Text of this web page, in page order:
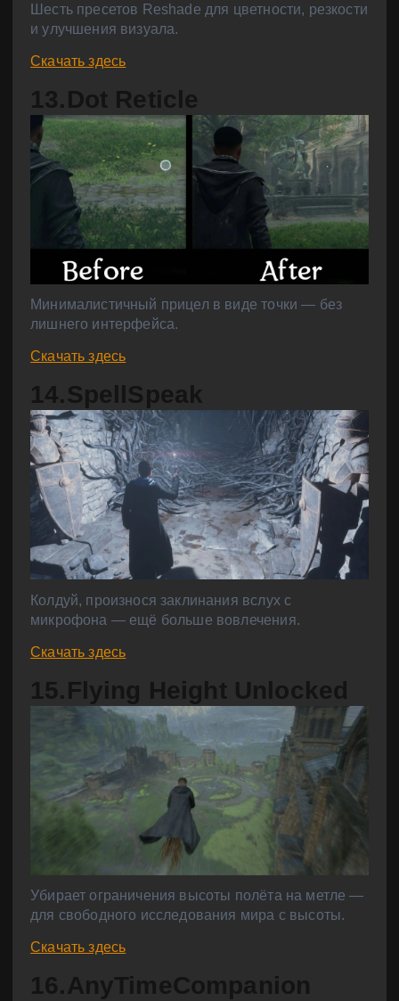
Шесть пресетов Reshade для цветности, резкости
и улучшения визуала.
Скачать здесь
13.Dot Reticle
Минималистичный прицел в виде точки — без
лишнего интерфейса.
Скачать здесь
14.SpellSpeak
Колдуй, произнося заклинания вслух с
микрофона — ещё больше вовлечения.
Скачать здесь
15.Flying Height Unlocked
Убирает ограничения высоты полёта на метле —
для свободного исследования мира с высоты.
Скачать здесь
16.AnyTimeCompanion